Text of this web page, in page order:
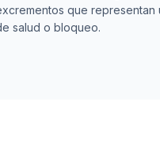
que representan
salud o bloqueo.